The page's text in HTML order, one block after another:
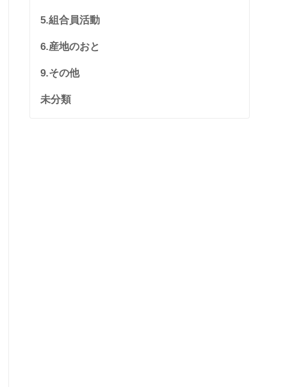
5.組合員活動
6.産地のおと
9.その他
未分類